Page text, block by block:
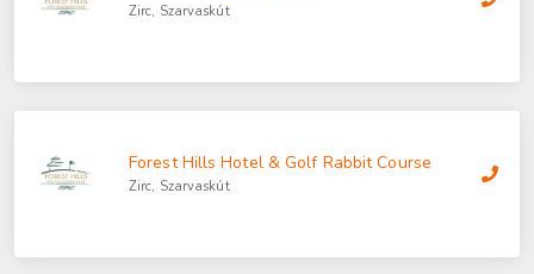
Zirc, Szarvaskút
Forest Hills Hotel & Golf Rabbit Course
Zirc, Szarvaskút